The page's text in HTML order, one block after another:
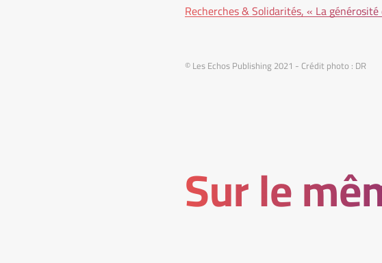
Recherches & Solidarités, « La
© Les Echos Publishing 2021 - Crédit photo : DR
Sur le